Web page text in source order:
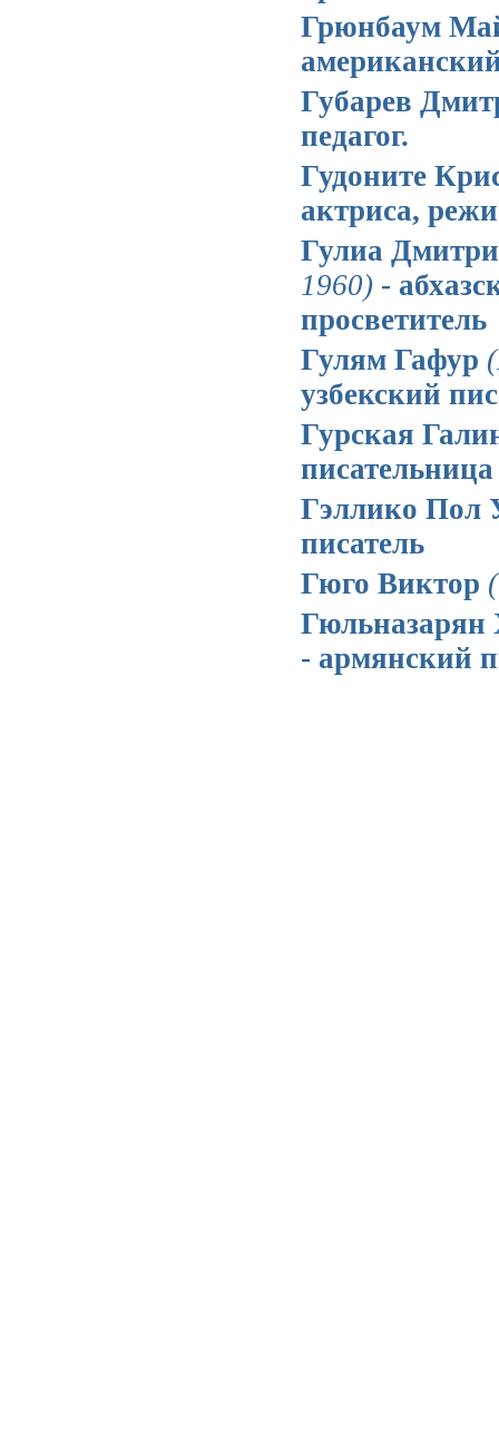
Грюнбаум
Губарев
педагог.
Гудоните
актриса,
Гулиа
1960) -
просветитель
Гулям Гафур
узбекский
Гурская
писательница
Гэллико Пол
писатель
Гюго Виктор
- армянский